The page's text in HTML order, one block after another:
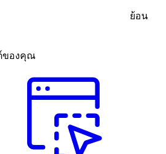
ย้อน
ของคุณ